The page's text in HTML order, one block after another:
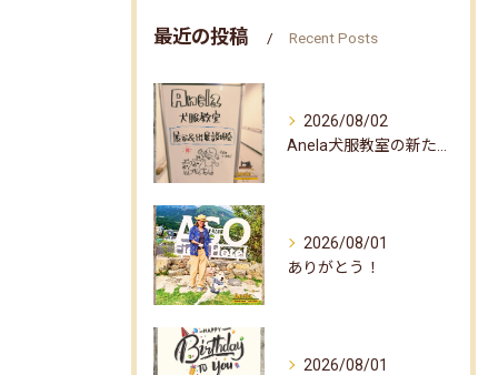
最近の投稿 Recent Posts
2026/08/02
2026/08/01
ありがとう！
2026/08/01